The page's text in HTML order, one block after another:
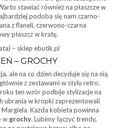
stawiać również na płaszcze w
podoba się nam czarno-
z flaneli, czerwono-czarna
płaszcz w kratę.
– sklep ebutik.pl
– GROCHY
ale na co dzień decyduje się na nią
z zestawami w stylu retro.
ten wzór podbije stylizacje na
ubrania w kropki zaprezentowali
Każda kobieta powinna
w grochy. Lubimy łączyć trendy,